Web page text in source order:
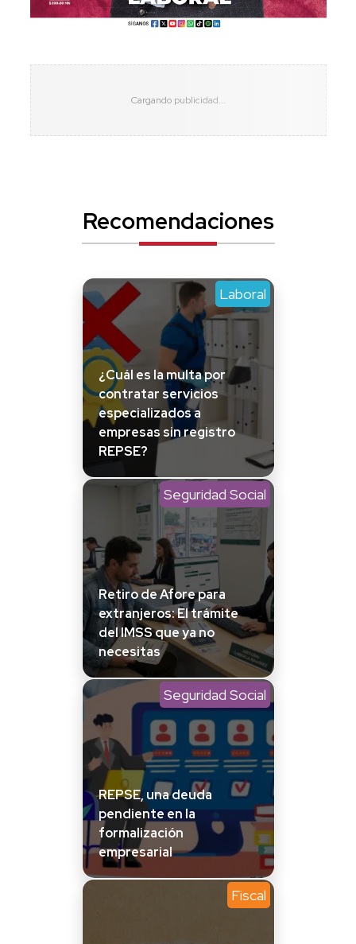
Recomendaciones
Laboral
¿Cuál es la multa por
contratar servicios
especializados a
empresas sin registro
REPSE?
Seguridad Social
Retiro de Afore para
extranjeros: El trámite
del IMSS que ya no
necesitas
Seguridad Social
REPSE, una deuda
pendiente en la
formalización
empresarial
Fiscal